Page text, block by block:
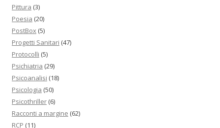
Pittura (3)
Poesia (20)
PostBox (5)
Progetti Sanitari (47)
Protocolli (5)
Psichiatria (29)
Psicoanalisi (18)
Psicologia (50)
Psicothriller (6)
Racconti a margine (62)
RCP (11)